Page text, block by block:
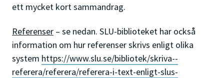
ett mycket kort sammandrag.
Referenser – se nedan. SLU-biblioteket har också
information om hur referenser skrivs enligt olika
system https://www.slu.se/bibliotek/skriva--
referera/referera/referera-i-text-enligt-slus-